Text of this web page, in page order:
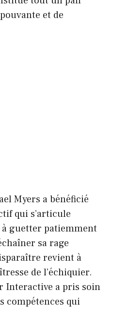
et de
Myers a bénéficié
qui s’articule
guetter patiemment
sa rage
revient à
de l’échiquier.
Interactive a pris soin
compétences qui